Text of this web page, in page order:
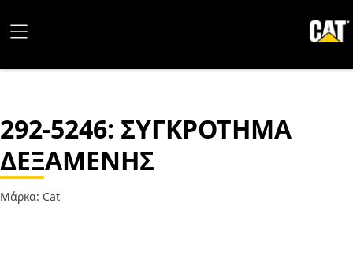
292-5246: ΣΥΓΚΡΟΤΗΜΑ
ΔΕΞΑΜΕΝΗΣ
Μάρκα: Cat